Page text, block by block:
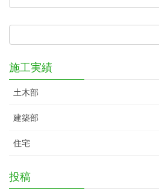
施工実績
土木部
建築部
住宅
投稿